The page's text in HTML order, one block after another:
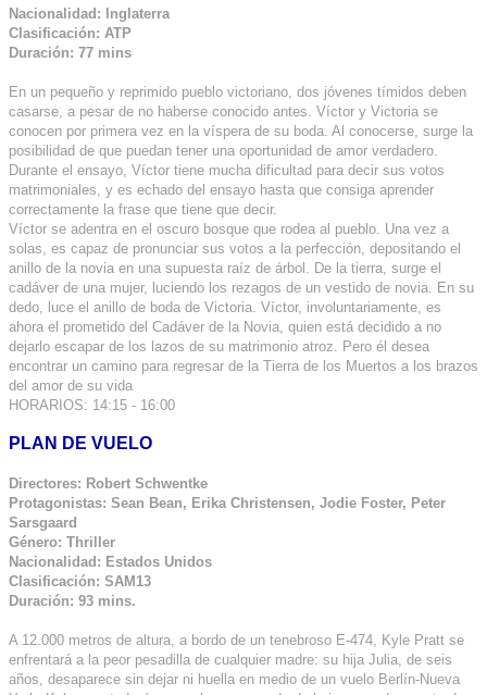
Nacionalidad: Inglaterra
Clasificación: ATP
Duración: 77 mins
En un pequeño y reprimido pueblo victoriano, dos jóvenes tímidos deben
casarse, a pesar de no haberse conocido antes. Víctor y Victoria se
conocen por primera vez en la víspera de su boda. Al conocerse, surge la
posibilidad de que puedan tener una oportunidad de amor verdadero.
Durante el ensayo, Víctor tiene mucha dificultad para decir sus votos
matrimoniales, y es echado del ensayo hasta que consiga aprender
correctamente la frase que tiene que decir.
Víctor se adentra en el oscuro bosque que rodea al pueblo. Una vez a
solas, es capaz de pronunciar sus votos a la perfección, depositando el
anillo de la novia en una supuesta raíz de árbol. De la tierra, surge el
cadáver de una mujer, luciendo los rezagos de un vestido de novia. En su
dedo, luce el anillo de boda de Victoria. Víctor, involuntariamente, es
ahora el prometido del Cadáver de la Novia, quien está decidido a no
dejarlo escapar de los lazos de su matrimonio atroz. Pero él desea
encontrar un camino para regresar de la Tierra de los Muertos a los brazos
del amor de su vida
HORARIOS: 14:15 - 16:00
PLAN DE VUELO
Directores: Robert Schwentke
Protagonistas: Sean Bean, Erika Christensen, Jodie Foster, Peter
Sarsgaard
Género: Thriller
Nacionalidad: Estados Unidos
Clasificación: SAM13
Duración: 93 mins.
A 12.000 metros de altura, a bordo de un tenebroso E-474, Kyle Pratt se
enfrentará a la peor pesadilla de cualquier madre: su hija Julia, de seis
años, desaparece sin dejar ni huella en medio de un vuelo Berlín-Nueva